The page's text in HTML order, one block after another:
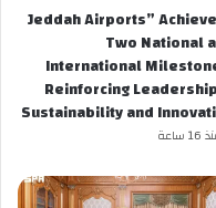
“Jeddah Airports”
Two National
International
Reinforcing
Sustainability and
ساعة